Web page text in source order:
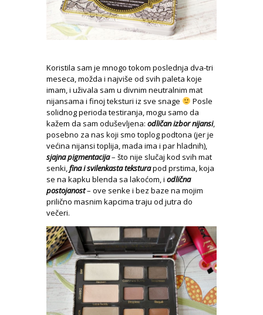
Koristila sam je mnogo tokom poslednja dva-tri
meseca, možda i najviše od svih paleta koje
imam, i uživala sam u divnim neutralnim mat
nijansama i finoj teksturi iz sve snage
Posle
solidnog perioda testiranja, mogu samo da
kažem da sam oduševljena: odličan izbor nijansi,
posebno za nas koji smo toplog podtona (jer je
većina nijansi toplija, mada ima i par hladnih),
sjajna pigmentacija– što nije slučaj kod svih mat
senki,fina i svilenkasta teksturapod prstima, koja
se na kapku blenda sa lakoćom, i odlična
postojanost– ove senke i bez baze na mojim
prilično masnim kapcima traju od jutra do
večeri.